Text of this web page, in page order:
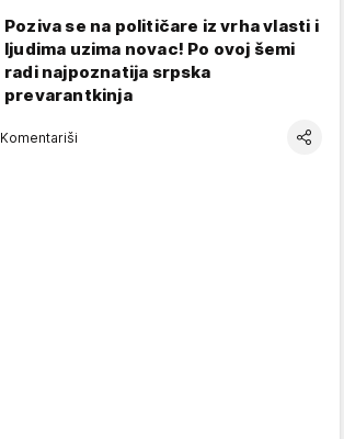
Poziva se na političare iz vrha vlasti i
ljudima uzima novac! Po ovoj šemi
radi najpoznatija srpska
prevarantkinja
Komentariši